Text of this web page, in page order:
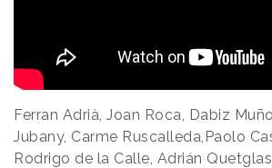
Ferran Adrià, Joan Roca, Dabiz
Jubany, Carme Ruscalleda,Paolo
Rodrigo de la Calle, Adrián